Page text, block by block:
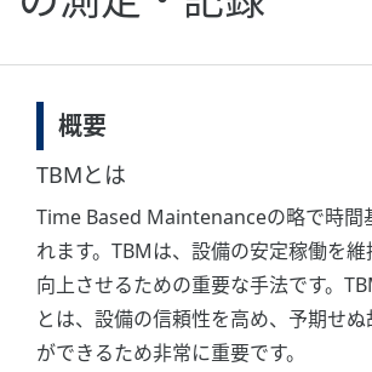
概要
TBMとは
Time Based Maintenanceの略で時間
れます。TBMは、設備の安定稼働を
向上させるための重要な手法です。
とは、設備の信頼性を高め、予期せぬ
ができるため非常に重要です。